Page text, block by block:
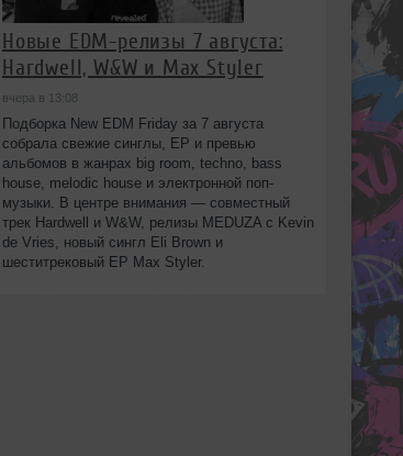
Новые EDM-релизы 7 августа:
Hardwell, W&W и Max Styler
вчера в 13:08
Подборка New EDM Friday за 7 августа
собрала свежие синглы, EP и превью
альбомов в жанрах big room, techno, bass
house, melodic house и электронной поп-
музыки. В центре внимания — совместный
трек Hardwell и W&W, релизы MEDUZA с Kevin
de Vries, новый сингл Eli Brown и
шеститрековый EP Max Styler.